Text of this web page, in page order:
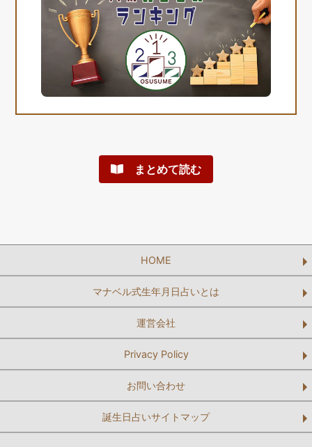
まとめて読む
HOME
マナベル式生年月日占いとは
運営会社
Privacy Policy
お問い合わせ
誕生日占いサイトマップ